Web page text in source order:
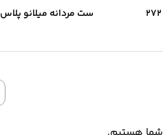
ست مردانه میلانو پلاس کد 128